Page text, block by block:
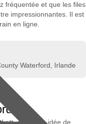
fréquentée et que les files
impressionnantes. Il est
en ligne.
Waterford, Irlande
avoir une idée de